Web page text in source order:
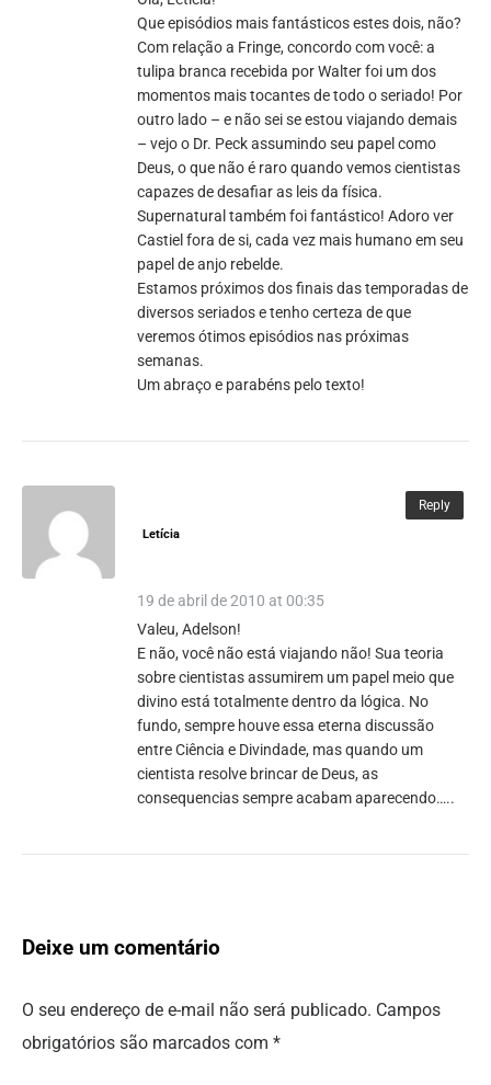
Que episódios mais fantásticos estes dois, não?
Com relação a Fringe, concordo com você: a
tulipa branca recebida por Walter foi um dos
momentos mais tocantes de todo o seriado! Por
outro lado – e não sei se estou viajando demais
– vejo o Dr. Peck assumindo seu papel como
Deus, o que não é raro quando vemos cientistas
capazes de desafiar as leis da física.
Supernatural também foi fantástico! Adoro ver
Castiel fora de si, cada vez mais humano em seu
papel de anjo rebelde.
Estamos próximos dos finais das temporadas de
diversos seriados e tenho certeza de que
veremos ótimos episódios nas próximas
semanas.
Um abraço e parabéns pelo texto!
Reply
Letícia
19 de abril de 2010 at 00:35
Valeu, Adelson!
E não, você não está viajando não! Sua teoria
sobre cientistas assumirem um papel meio que
divino está totalmente dentro da lógica. No
fundo, sempre houve essa eterna discussão
entre Ciência e Divindade, mas quando um
cientista resolve brincar de Deus, as
consequencias sempre acabam aparecendo…..
Deixe um comentário
O seu endereço de e-mail não será publicado. Campos
obrigatórios são marcados com *